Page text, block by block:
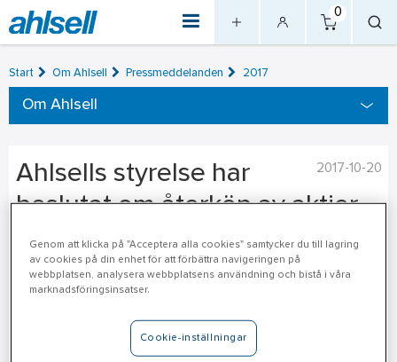
0
Start Om Ahlsell Pressmeddelanden 2017
Om Ahlsell
2017-10-20
Ahlsells styrelse har
beslutat om återköp av aktier
Ahlsells styrelse har beslutat att använda bemyndigande för
återköp av aktier som gavs av årsstämman den 4 maj 2017.
Upp till 7,0 miljoner av utestående aktier kommer att förvärvas.
Återköpen syftar i huvudsak till att säkra koncernens
långsiktiga aktiesparprogram. För närvarande används
Genom att klicka på "Acceptera alla cookies" samtycker du till lagring
av cookies på din enhet för att förbättra navigeringen på
webbplatsen, analysera webbplatsens användning och bistå i våra
marknadsföringsinsatser.
Cookie-inställningar